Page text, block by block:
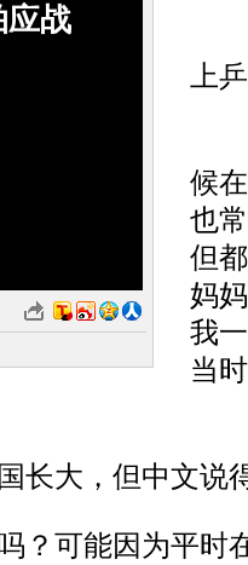
应战
上
候
也
但
妈
我
当
大，但中文说
可能因为平时